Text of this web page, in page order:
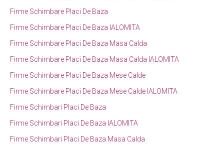
Firme Schimbare Placi De Baza
Firme Schimbare Placi De Baza IALOMITA
Firme Schimbare Placi De Baza Masa Calda
Firme Schimbare Placi De Baza Masa Calda IALOMITA
Firme Schimbare Placi De Baza Mese Calde
Firme Schimbare Placi De Baza Mese Calde IALOMITA
Firme Schimbari Placi De Baza
Firme Schimbari Placi De Baza IALOMITA
Firme Schimbari Placi De Baza Masa Calda